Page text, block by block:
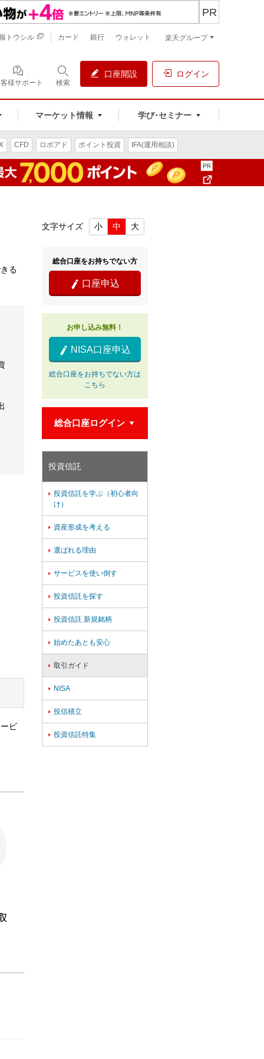
様サポート 検索
口座開設 ログイン
マーケット情報 学び･セミナー
PR
トウシル カード 銀行 ウォレット 楽天グループ
CFD ロボアド ポイント投資 IFA(運用相談)
る
ビ
文字サイズ 小 中 大
総合口座をお持ちでない方
 口座申込
お申し込み無料！
 NISA口座申込
総合口座をお持ちでない方は
こちら
総合口座ログイン
投資信託
 投資信託を学ぶ（初心者向
け）
 資産形成を考える
 選ばれる理由
 サービスを使い倒す
 投資信託を探す
 投資信託 新規銘柄
 始めたあとも安心
 取引ガイド
 NISA
 投信積立
 投資信託特集